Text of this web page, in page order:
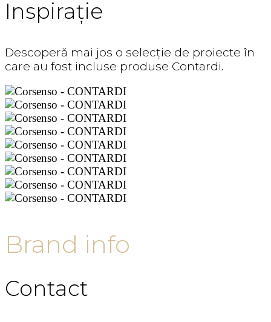
Inspirație
Descoperă mai jos o selecție de proiecte în
care au fost incluse produse Contardi.
Brand info
Contact